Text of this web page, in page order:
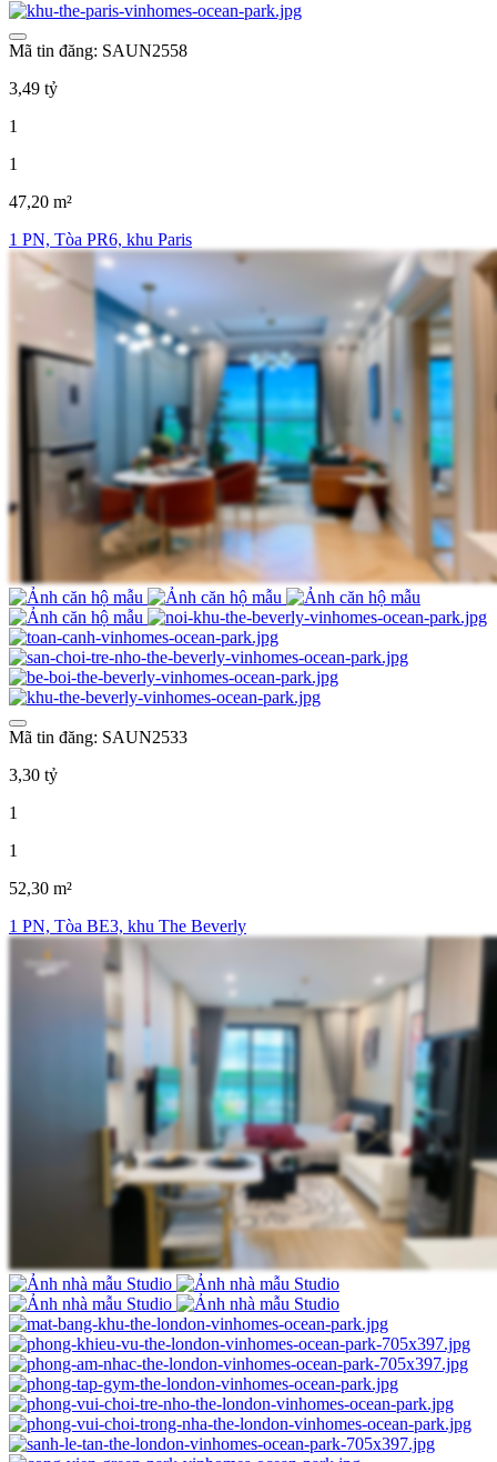
Mã tin đăng: SAUN2558
3,49 tỷ
1
1
47,20 m²
1 PN, Tòa PR6, khu Paris
Mã tin đăng: SAUN2533
3,30 tỷ
1
1
52,30 m²
1 PN, Tòa BE3, khu The Beverly